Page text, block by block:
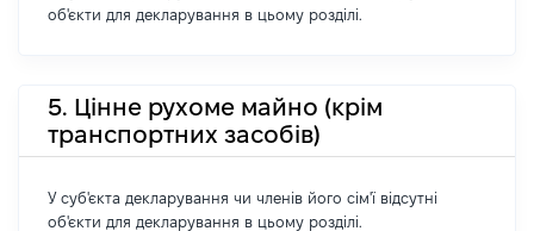
об'єкти для декларування в цьому розділі.
5. Цінне рухоме майно (крім
транспортних засобів)
У суб'єкта декларування чи членів його сім'ї відсутні
об'єкти для декларування в цьому розділі.